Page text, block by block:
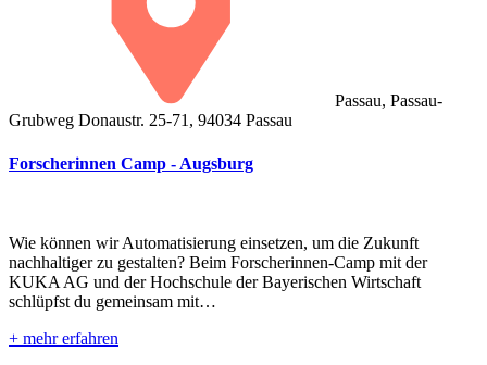
Passau, Passau-
Grubweg Donaustr. 25-71, 94034 Passau
Forscherinnen Camp - Augsburg
Wie können wir Automatisierung einsetzen, um die Zukunft
nachhaltiger zu gestalten? Beim Forscherinnen-Camp mit der
KUKA AG und der Hochschule der Bayerischen Wirtschaft
schlüpfst du gemeinsam mit…
+ mehr erfahren